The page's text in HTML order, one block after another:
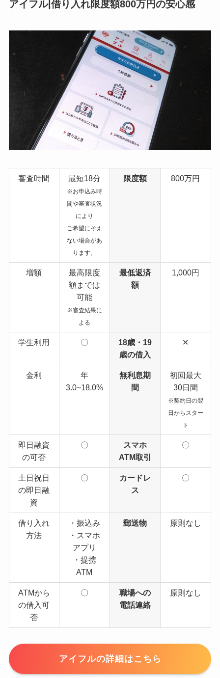
アイフル|借り入れ限度額800万円の安心感
審査時間 最短18分
※お申込み時
間や審査状況
により
ご希望にそえ
ない場合があ
ります。
限度額 800万円
増額
最高限度
額までは
可能
※審査結果に
よる
最低返済
額
1,000円
学生利用 〇
18歳・19
歳の借入
✕
金利
年
3.0~18.0%
無利息期
間
初回最大
30日間
※契約日の翌
日からスター
ト
即日融資
の可否
〇
スマホ
ATM取引
〇
土日祝日
の即日融
資
〇
カードレ
ス
〇
借り入れ
方法
・振込み
・スマホ
アプリ
・提携
ATM
郵送物 原則なし
ATMから
の借入可
否
〇
職場への
電話連絡
原則なし
アイフルの詳細はこちら